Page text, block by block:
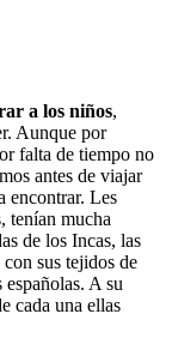
a los niños,
Aunque por
falta de tiempo no
antes de viajar
encontrar. Les
tenían mucha
de los Incas, las
sus tejidos de
A su
cada una ellas